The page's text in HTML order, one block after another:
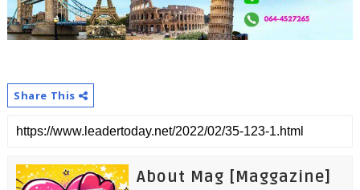
Share This
About Mag [Maggazine]